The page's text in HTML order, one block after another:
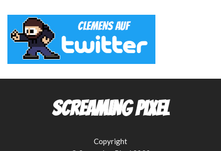
Screaming Pixel
Copyright